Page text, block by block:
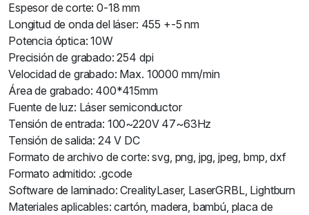
Espesor de corte: 0-18 mm
Longitud de onda del láser: 455 +-5 nm
Potencia óptica: 10W
Precisión de grabado: 254 dpi
Velocidad de grabado: Max. 10000 mm/min
Área de grabado: 400*415mm
Fuente de luz: Láser semiconductor
Tensión de entrada: 100~220V 47~63Hz
Tensión de salida: 24 V DC
Formato de archivo de corte: svg, png, jpg, jpeg, bmp, dxf
Formato admitido: .gcode
Software de laminado: CrealityLaser, LaserGRBL, Lightburn
Materiales aplicables: cartón, madera, bambú, placa de